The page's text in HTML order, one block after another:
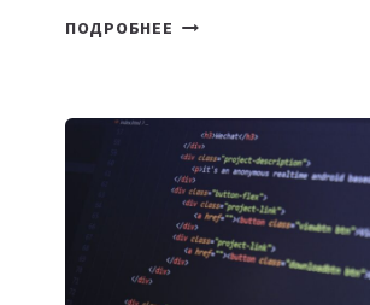
ПОДРОБНЕЕ УЗБЕКИСТАНСКИЙ
УСПЕШНО
ВЫВЕДЕН
НА
ОРБИТУ